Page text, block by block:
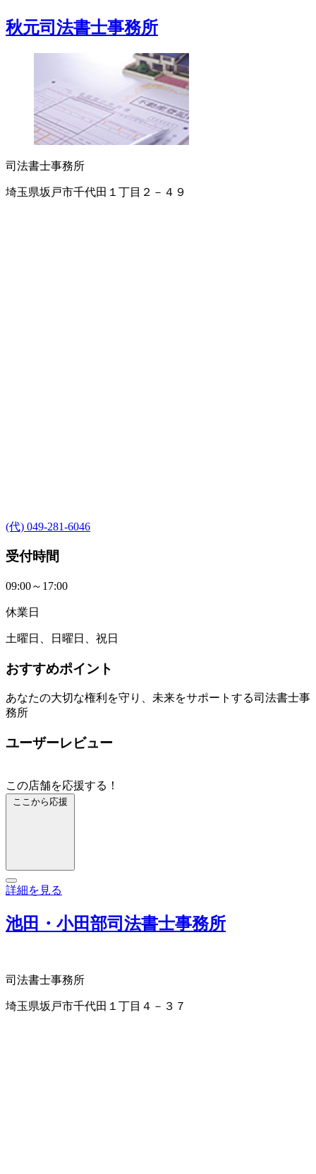
秋元司法書士事務所
司法書士事務所
埼玉県坂戸市千代田１丁目２－４９
(代) 049-281-6046
受付時間
09:00～17:00
休業日
土曜日、日曜日、祝日
おすすめポイント
あなたの大切な権利を守り、未来をサポートする司法書士事
務所
ユーザーレビュー
この店舗を応援する！
ここから応援
詳細を見る
池田・小田部司法書士事務所
司法書士事務所
埼玉県坂戸市千代田１丁目４－３７